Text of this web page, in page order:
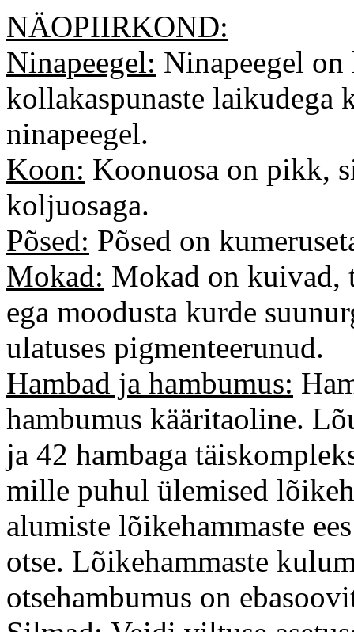
NÄOPIIRKOND:
Ninapeegel: Ninapeegel
kollakaspunaste laikudega
ninapeegel.
Koon: Koonuosa on pikk,
koljuosaga.
Põsed: Põsed on
Mokad: Mokad on kuivad,
ega moodusta kurde
ulatuses pigmenteerunud.
Hambad ja hambumus:
hambumus kääritaoline.
ja 42 hambaga
mille puhul ülemised
alumiste lõikehammaste
otse. Lõikehammaste
otsehambumus on